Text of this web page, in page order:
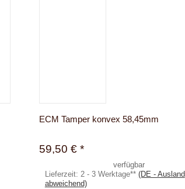
ECM Tamper konvex 58,45mm
59,50 € *
verfügbar
Lieferzeit: 2 - 3 Werktage** (DE - Ausland
abweichend)